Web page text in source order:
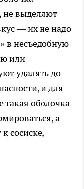
не выделяют
— их не надо
в несъедобную
или
удалять до
и для
такая оболочка
а
сосиске,